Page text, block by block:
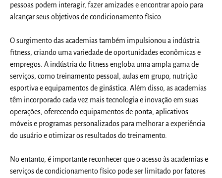
pessoas podem interagir, fazer amizades e encontrar apoio para
alcançar seus objetivos de condicionamento físico.
O surgimento das academias também impulsionou a indústria
fitness, criando uma variedade de oportunidades econômicas e
empregos. A indústria do fitness engloba uma ampla gama de
serviços, como treinamento pessoal, aulas em grupo, nutrição
esportiva e equipamentos de ginástica. Além disso, as academias
têm incorporado cada vez mais tecnologia e inovação em suas
operações, oferecendo equipamentos de ponta, aplicativos
móveis e programas personalizados para melhorar a experiência
do usuário e otimizar os resultados do treinamento.
No entanto, é importante reconhecer que o acesso às academias e
serviços de condicionamento físico pode ser limitado por fatores